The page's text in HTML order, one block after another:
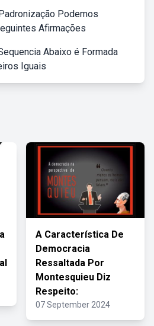
Podemos
Afirmações
Abaixo é Formada
Iguais
A Característica De
Democracia
Ressaltada Por
Montesquieu Diz
Respeito:
07 September 2024